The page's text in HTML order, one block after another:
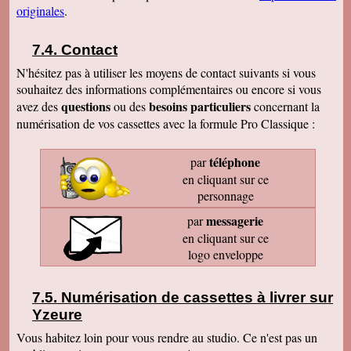
originales.
Contact
N'hésitez pas à utiliser les moyens de contact suivants si vous
souhaitez des informations complémentaires ou encore si vous
avez desquestionsou desbesoins particuliersconcernant la
numérisation de vos cassettes avec la formule Pro Classique :
partéléphone
en cliquant sur ce
personnage
parmessagerie
en cliquant sur ce
logo enveloppe
Numérisation de cassettes à livrer sur
Yzeure
Vous habitez loin pour vous rendre au studio. Ce n'est pas un